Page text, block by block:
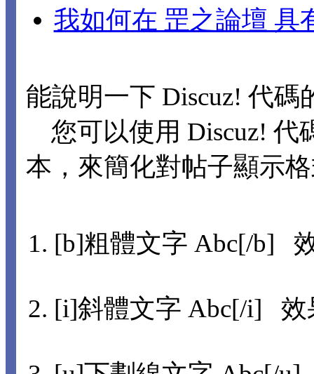
我如何在 罡之論壇 具
能說明一下 Discuz! 代碼
您可以使用 Discuz! 代
本，來簡化對帖子顯示
[b]粗體文字 Abc[/b]
[i]斜體文字 Abc[/i] 效